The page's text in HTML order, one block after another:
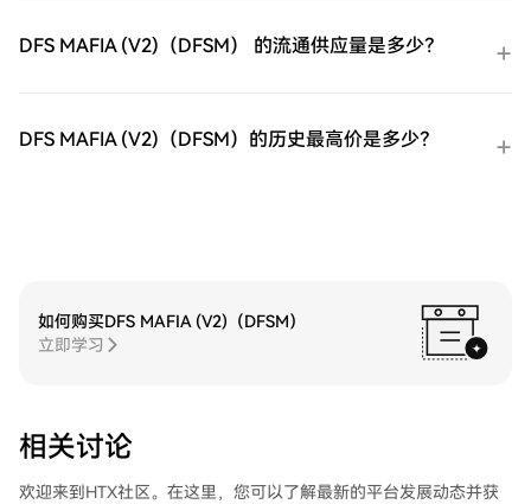
松交易易贝（EBAY)。访问您的账户，选择
您的交易对，执行您的交易，并实时监控。
DFS MAFIA (V2)（DFSM） 的流通供应量是多少？
DFS MAFIA (V2)（DFSM）的历史最高价是多少？
如何购买DFS MAFIA (V2)（DFSM）
立即学习
相关讨论
欢迎来到HTX社区。在这里，您可以了解最新的平台发展动态并获